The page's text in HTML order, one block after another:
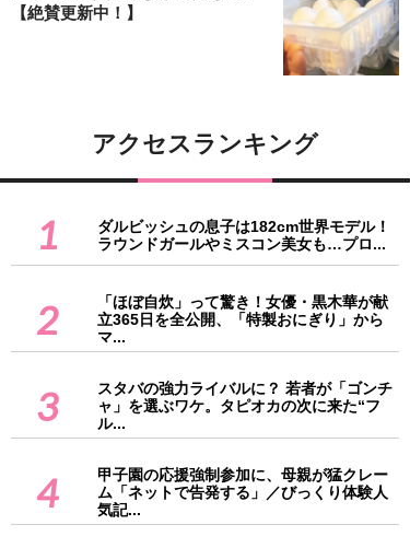
【絶賛更新中！】
アクセスランキング
1
ダルビッシュの息子は182cm世界モデル！
ラウンドガールやミスコン美女も…プロ...
2
「ほぼ自炊」って驚き！女優・黒木華が献
立365日を全公開、「特製おにぎり」から
マ...
3
スタバの強力ライバルに？ 若者が「ゴンチ
ャ」を選ぶワケ。タピオカの次に来た“フ
ル...
4
甲子園の応援強制参加に、母親が猛クレー
ム「ネットで告発する」／びっくり体験人
気記...